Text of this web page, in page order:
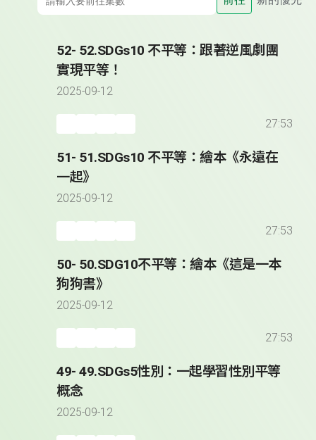
52- 52.SDGs10 不平等：跟著逆風劇團
實現平等！
2025-09-12
27:53
51- 51.SDGs10 不平等：繪本《永遠在
一起》
2025-09-12
27:53
50- 50.SDG10不平等：繪本《這是一本
狗狗書》
2025-09-12
27:53
49- 49.SDGs5性別：一起學習性別平等
概念
2025-09-12